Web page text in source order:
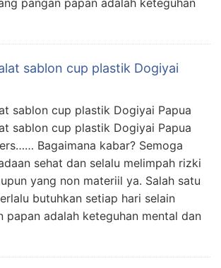
pangan papan adalah keteguhan
sablon cup plastik Dogiyai
sablon cup plastik Dogiyai Papua
sablon cup plastik Dogiyai Papua
Bagaimana kabar? Semoga
sehat dan selalu melimpah rizki
yang non materiil ya. Salah satu
butuhkan setiap hari selain
papan adalah keteguhan mental dan